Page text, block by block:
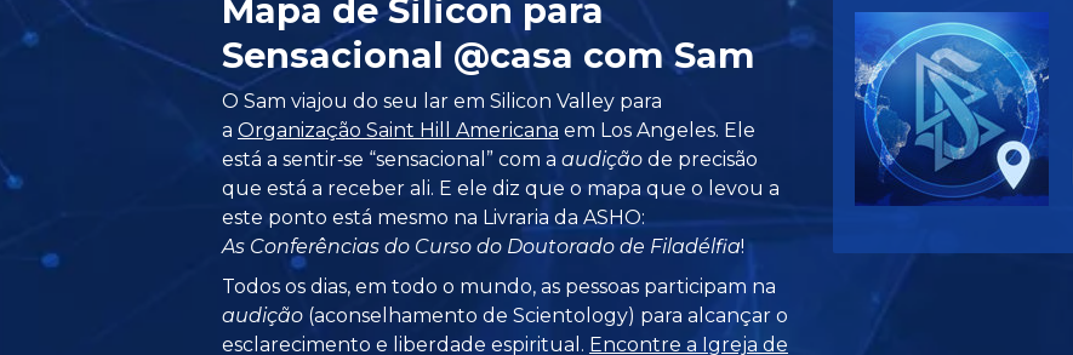
Mapa de Silicon para
Sensacional @casa com Sam
O Sam viajou do seu lar em Silicon Valley para
aOrganização Saint Hill Americana em Los Angeles. Ele
está a sentir‑se “sensacional” com aaudição de precisão
que está a receber ali. E ele diz que o mapa que o levou a
este ponto está mesmo na Livraria da ASHO:
As Conferências do Curso do Doutorado de Filadélfia!
Todos os dias, em todo o mundo, as pessoas participam na
audição (aconselhamento de Scientology) para alcançar o
esclarecimento e liberdade espiritual. Encontre a Igreja de